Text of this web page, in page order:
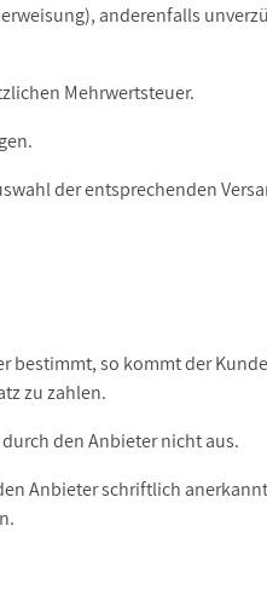
anderenfalls
Mehrwertsteuer.
der entsprechenden
bestimmt, so kommt der
zu zahlen.
den Anbieter nicht aus.
Anbieter schriftlich